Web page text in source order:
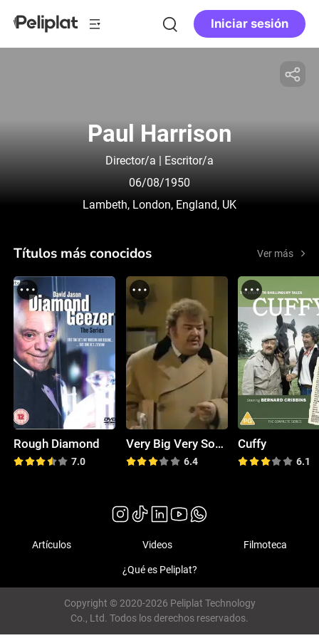
Iniciar sesión
Paul Harrison
Director/a | Escritor/a
06/08/1950
Lambeth, London, England, UK
Títulos más conocidos Ver más
Rough Diamond
7.0
Very Big Very Soon
6.4
Cuffy
6.1
Artículos Videos Filmoteca
¿Qué es Peliplat?
Copyright © 2020-2026 Peliplat Technology
Co., Ltd. Todos los derechos reservados.